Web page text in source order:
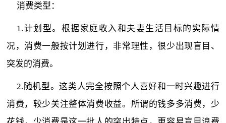
消费类型：
1.计划型。根据家庭收入和夫妻生活目标的实际情
况，消费一般按计划进行，非常理性 ，很少出现盲目、
突发的消费。
2.随机型。这类人完全按照个人喜好和一时兴趣进行
消费，较少关注整体消费收益。所谓的钱多多消费，少